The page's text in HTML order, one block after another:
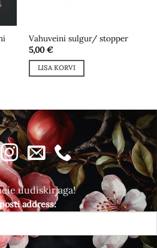
Vahuveini sulgur/ stopper
5,00€
LISA KORVI
uudiskirjaga!
address: